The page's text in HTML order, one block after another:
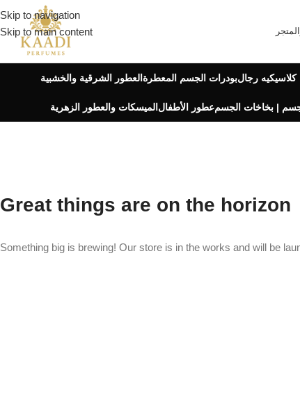
Skip to navigation
Skip to main content
المتجر
العطور الشرقية والخشبيةبودرات الجسم المعطرةرجال
الميسكات والعطور الزهريةعطور الأطفال| بخاخات الجسم
Great things are on the horizon
Something big is brewing! Our store is in the works and will be